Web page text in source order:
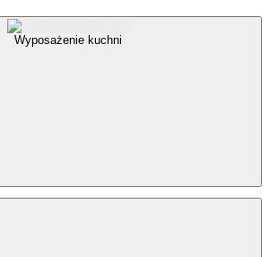
Wyposażenie kuchni